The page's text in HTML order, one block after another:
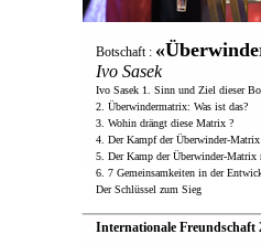
Botschaft :
Ivo Sasek
Ivo Sasek 1. Sinn und Ziel dieser
2. Überwindermatrix: Was ist das?
3. Wohin drängt diese Matrix ?
4. Der Kampf der Überwinder-Matrix
5. Der Kamp der Überwinder-Matrix
6. 7 Gemeinsamkeiten in der
Der Schlüssel zum Sieg
Internationale Freundschaft